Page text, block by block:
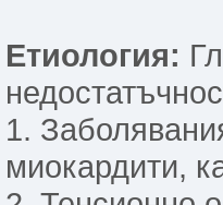
Етиология:
1.
миокардити,